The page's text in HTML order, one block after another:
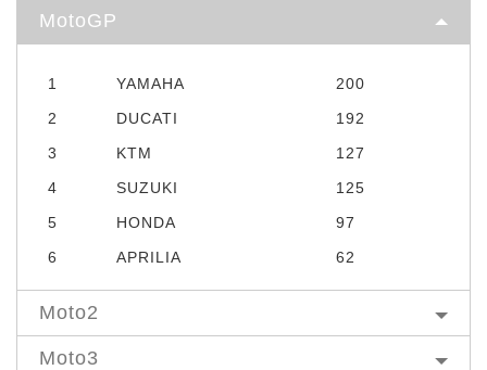
MotoGP
1 YAMAHA
200
2
DUCATI
192
3
KTM
127
4
SUZUKI
125
5
HONDA
97
6
APRILIA 62
Moto2
Moto3